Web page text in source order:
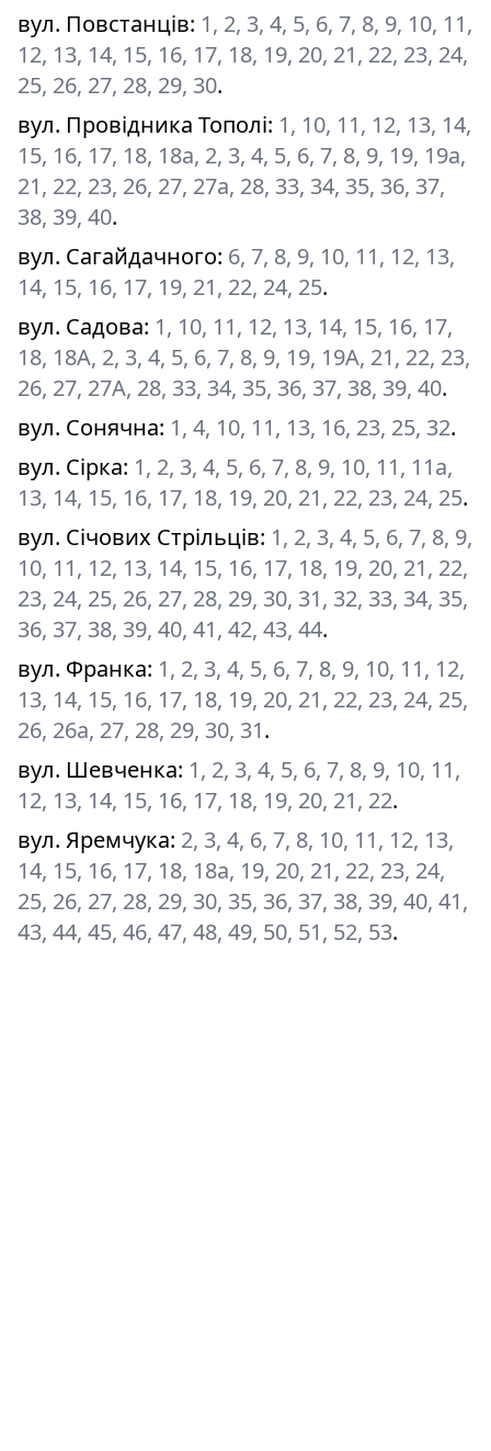
вул. Повстанців: 1, 2, 3, 4, 5, 6, 7, 8, 9, 10, 11,
12, 13, 14, 15, 16, 17, 18, 19, 20, 21, 22, 23, 24,
25, 26, 27, 28, 29, 30.
вул. Провідника Тополі: 1, 10, 11, 12, 13, 14,
15, 16, 17, 18, 18а, 2, 3, 4, 5, 6, 7, 8, 9, 19, 19а,
21, 22, 23, 26, 27, 27а, 28, 33, 34, 35, 36, 37,
38, 39, 40.
вул. Сагайдачного: 6, 7, 8, 9, 10, 11, 12, 13,
14, 15, 16, 17, 19, 21, 22, 24, 25.
вул. Садова: 1, 10, 11, 12, 13, 14, 15, 16, 17,
18, 18А, 2, 3, 4, 5, 6, 7, 8, 9, 19, 19А, 21, 22, 23,
26, 27, 27А, 28, 33, 34, 35, 36, 37, 38, 39, 40.
вул. Сонячна: 1, 4, 10, 11, 13, 16, 23, 25, 32.
вул. Сірка: 1, 2, 3, 4, 5, 6, 7, 8, 9, 10, 11, 11а,
13, 14, 15, 16, 17, 18, 19, 20, 21, 22, 23, 24, 25.
вул. Січових Стрільців: 1, 2, 3, 4, 5, 6, 7, 8, 9,
10, 11, 12, 13, 14, 15, 16, 17, 18, 19, 20, 21, 22,
23, 24, 25, 26, 27, 28, 29, 30, 31, 32, 33, 34, 35,
36, 37, 38, 39, 40, 41, 42, 43, 44.
вул. Франка: 1, 2, 3, 4, 5, 6, 7, 8, 9, 10, 11, 12,
13, 14, 15, 16, 17, 18, 19, 20, 21, 22, 23, 24, 25,
26, 26а, 27, 28, 29, 30, 31.
вул. Шевченка: 1, 2, 3, 4, 5, 6, 7, 8, 9, 10, 11,
12, 13, 14, 15, 16, 17, 18, 19, 20, 21, 22.
вул. Яремчука: 2, 3, 4, 6, 7, 8, 10, 11, 12, 13,
14, 15, 16, 17, 18, 18а, 19, 20, 21, 22, 23, 24,
25, 26, 27, 28, 29, 30, 35, 36, 37, 38, 39, 40, 41,
43, 44, 45, 46, 47, 48, 49, 50, 51, 52, 53.